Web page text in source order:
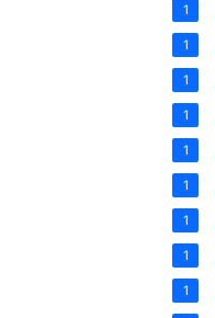
1
1
1
1
1
1
1
1
1